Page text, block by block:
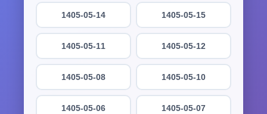
1405-05-15
1405-05-14
1405-05-12
1405-05-11
1405-05-10
1405-05-08
1405-05-07
1405-05-06